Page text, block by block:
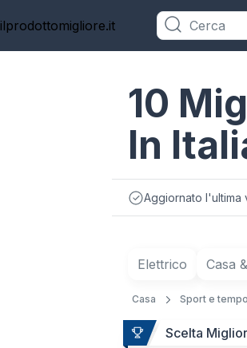
ilprodottomigliore.it
10
In
Aggiornato
Elettrico Casa
Casa Sport e
Scelta